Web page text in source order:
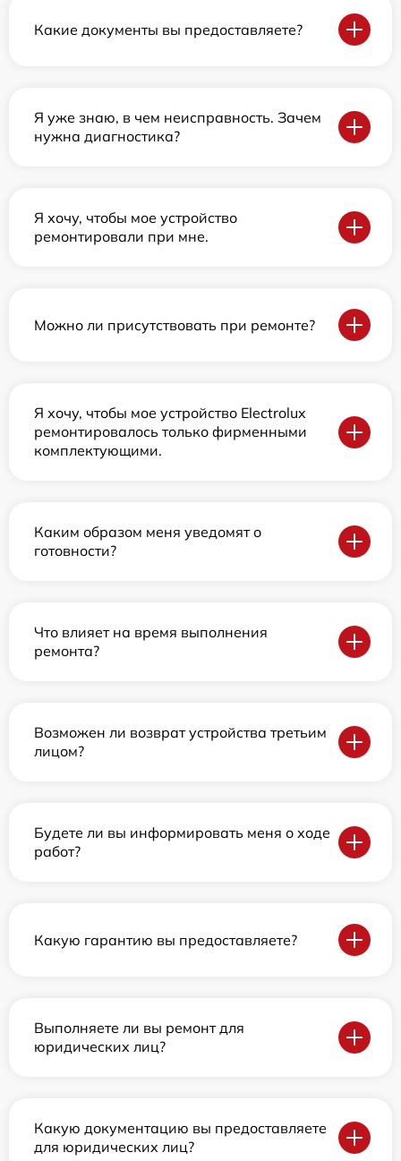
Какие документы вы предоставляете?
Я уже знаю, в чем неисправность. Зачем
нужна диагностика?
Я хочу, чтобы мое устройство
ремонтировали при мне.
Можно ли присутствовать при ремонте?
Я хочу, чтобы мое устройство Electrolux
ремонтировалось только фирменными
комплектующими.
Каким образом меня уведомят о
готовности?
Что влияет на время выполнения
ремонта?
Возможен ли возврат устройства третьим
лицом?
Будете ли вы информировать меня о ходе
работ?
Какую гарантию вы предоставляете?
Выполняете ли вы ремонт для
юридических лиц?
Какую документацию вы предоставляете
для юридических лиц?